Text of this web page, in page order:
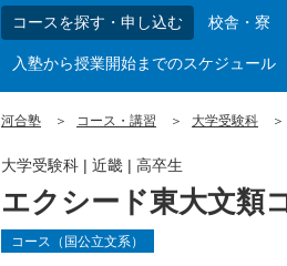
コースを探す・申し込む 校舎・寮
入塾から授業開始までのスケジュール
河合塾 コース・講習 大学受験科
エクシード東大文類
大学受験科 | 近畿 | 高卒生
コース（国公立文系）